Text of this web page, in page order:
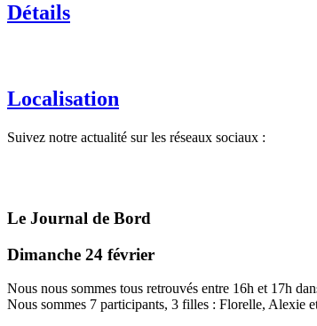
Détails
Localisation
Suivez notre actualité sur les réseaux sociaux :
Le Journal de Bord
Dimanche 24 février
Nous nous sommes tous retrouvés entre 16h et 17h
Nous sommes 7 participants, 3 filles : Florelle, Alexie